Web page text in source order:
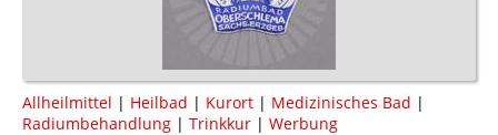
Allheilmittel | Heilbad | Kurort | Medizinisches Bad |
Radiumbehandlung | Trinkkur | Werbung